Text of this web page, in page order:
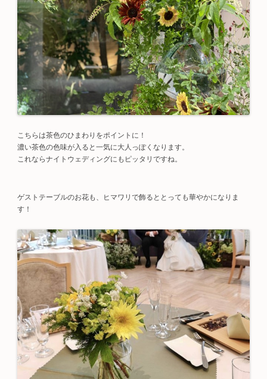
こちらは茶色のひまわりをポイントに！
濃い茶色の色味が入ると一気に大人っぽくなります。
これならナイトウェディングにもピッタリですね。
ゲストテーブルのお花も、ヒマワリで飾るととっても華やかになりま
す！